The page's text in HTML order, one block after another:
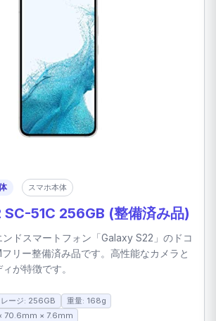
スマホ本体
51C 256GB (整備済み品)
ドスマートフォン「Galaxy S22」のドコ
リー整備済み品です。高性能なカメラと
が特徴です。
レージ: 256GB
重量: 168g
70.6mm × 7.6mm